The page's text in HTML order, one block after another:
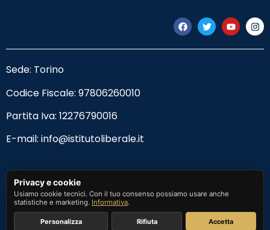
Sede: Torino
Codice Fiscale: 97806260010
Partita Iva: 12276790016
E-mail: info@istitutoliberale.it
Privacy Policy
Privacy e cookie
Usiamo cookie tecnici. Con il tuo consenso possiamo usare anche
statistiche e marketing. Informativa.
Personalizza Rifiuta Accetta